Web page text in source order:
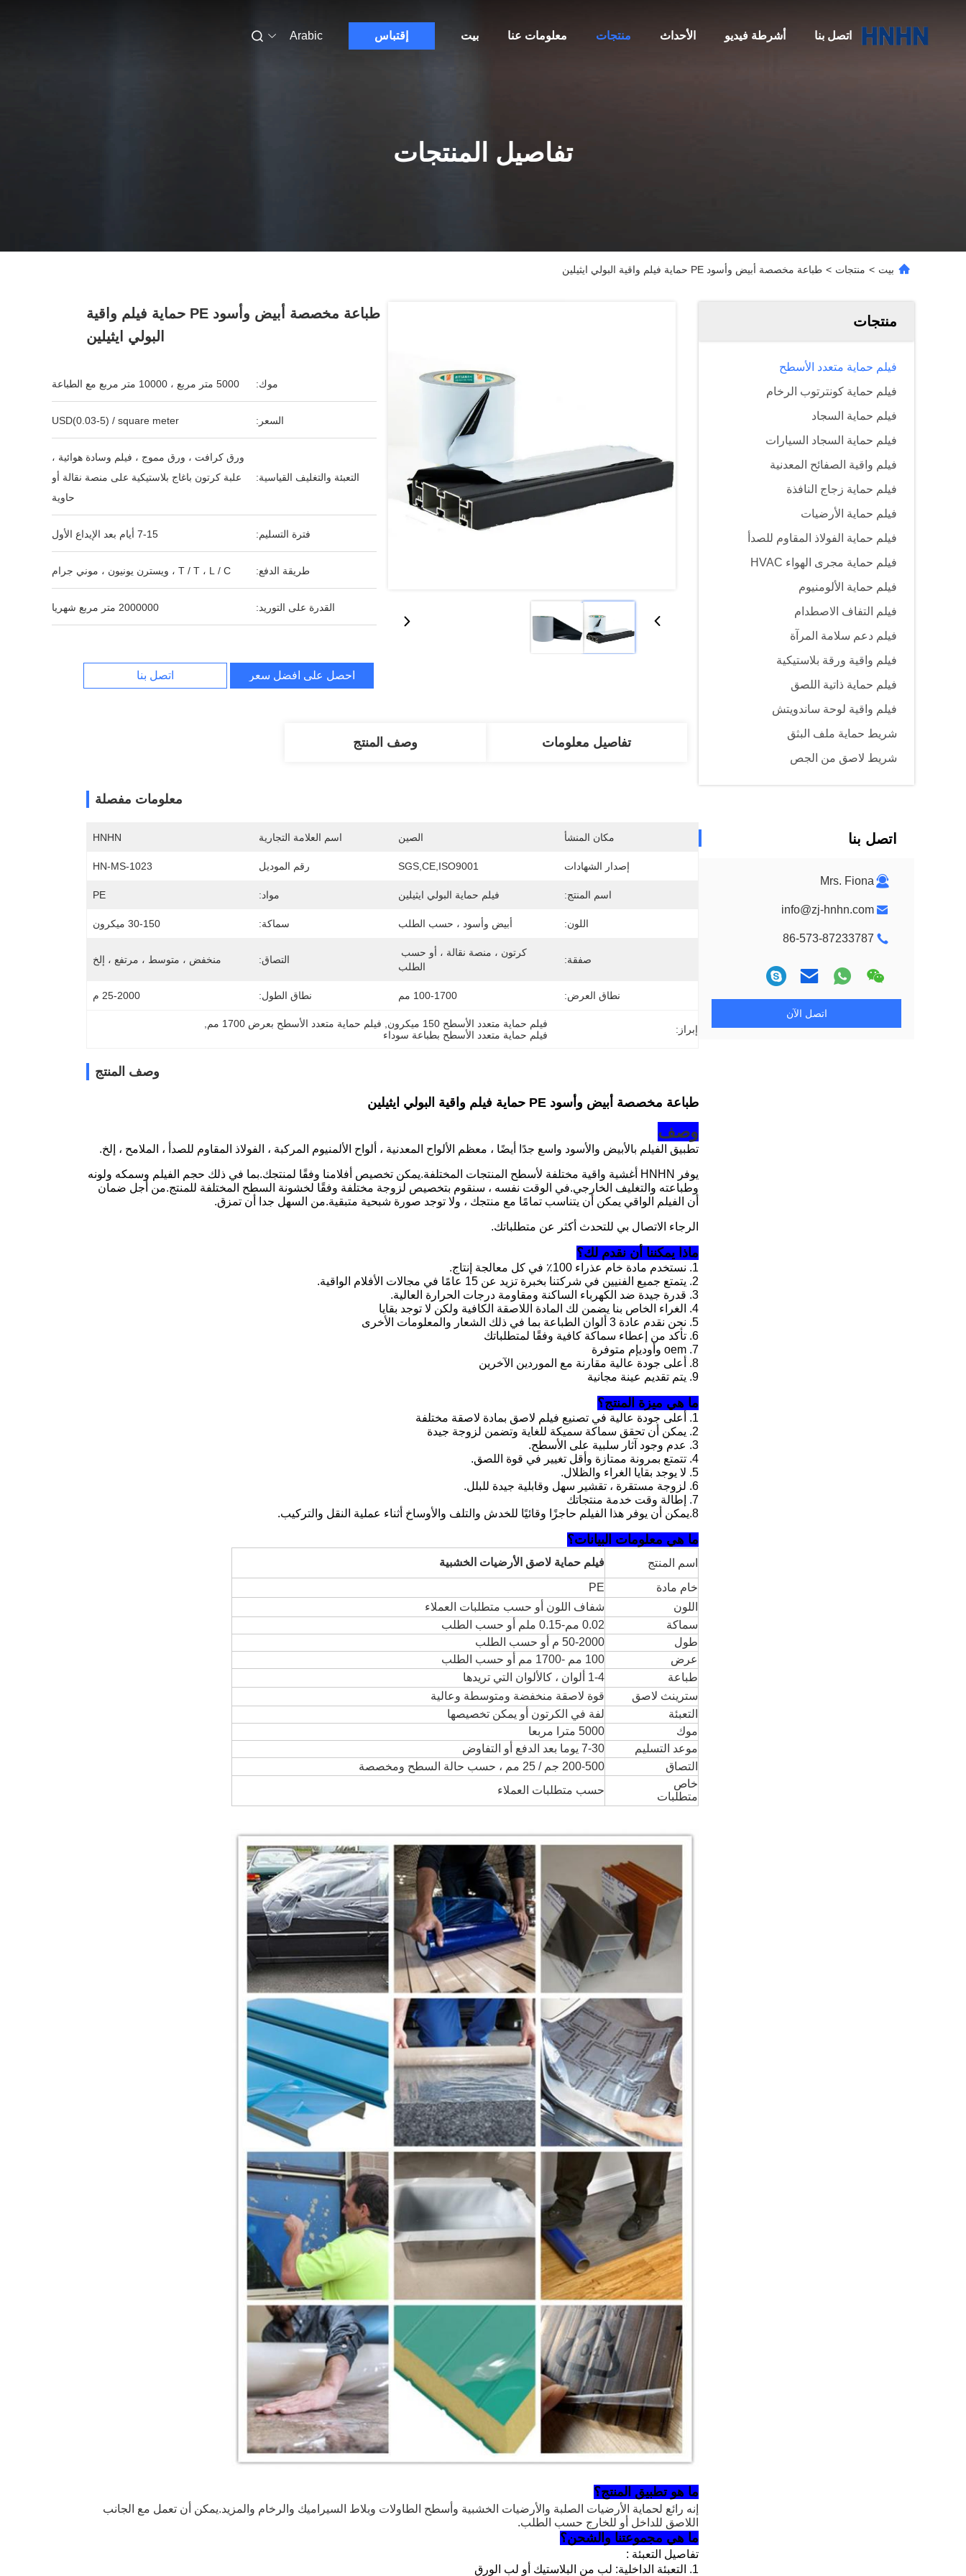
بيت معلومات عنا منتجات الأحداث أشرطة فيديو اتصل بنا إقتباس Arabic
تفاصيل المنتجات
بيت > منتجات > طباعة مخصصة أبيض وأسود PE حماية فيلم واقية البولي ايثيلين
منتجات
فيلم حماية متعدد الأسطح
فيلم حماية كونترتوب الرخام
فيلم حماية السجاد
فيلم حماية السجاد السيارات
فيلم واقية الصفائح المعدنية
فيلم حماية زجاج النافذة
فيلم حماية الأرضيات
فيلم حماية الفولاذ المقاوم للصدأ
فيلم حماية مجرى الهواء HVAC
فيلم حماية الألومنيوم
فيلم التفاف الاصطدام
فيلم دعم سلامة المرآة
فيلم واقية ورقة بلاستيكية
فيلم حماية ذاتية اللصق
فيلم واقية لوحة ساندويتش
شريط حماية ملف البثق
شريط لاصق من الجص
اتصل بنا
Mrs. Fiona
info@zj-hnhn.com
86-573-87233787
اتصل الآن
طباعة مخصصة أبيض وأسود PE حماية فيلم واقية
البولي ايثيلين
موك: 5000 متر مربع ، 10000 متر مربع مع الطباعة
السعر: USD(0.03-5) / square meter
التعبئة والتغليف القياسية:
ورق كرافت ، ورق مموج ، فيلم وسادة هوائية ،
علبة كرتون باغاج بلاستيكية على منصة نقالة أو
حاوية
فترة التسليم: 7-15 أيام بعد الإيداع الأول
طريقة الدفع: T / T ، L / C ، ويسترن يونيون ، موني جرام
القدرة على التوريد: 2000000 متر مربع شهريا
احصل على افضل سعر اتصل بنا
تفاصيل معلومات وصف المنتج
معلومات مفصلة
مكان المنشأ الصين اسم العلامة التجارية HNHN
إصدار الشهادات SGS,CE,ISO9001 رقم الموديل HN-MS-1023
اسم المنتج: فيلم حماية البولي ايثيلين مواد: PE
اللون: أبيض وأسود ، حسب الطلب سماكة: 30-150 ميكرون
صفقة:
الطلب
التصاق: منخفض ، متوسط ​​، مرتفع ، إلخ
نطاق العرض: 100-1700 مم نطاق الطول: 25-2000 م
إبراز: فيلم حماية متعدد الأسطح 150 ميكرون فيلم حماية متعدد الأسطح بعرض 1700 مم
فيلم حماية متعدد الأسطح بطباعة سوداء
وصف المنتج
طباعة مخصصة أبيض وأسود PE حماية فيلم واقية البولي ايثيلين
وصف
تطبيق الفيلم بالأبيض والأسود واسع جدًا أيضًا ، معظم الألواح المعدنية ، ألواح الألمنيوم المركبة ، الفولاذ المقاوم للصدأ ، الملامح ، إلخ.
يوفر HNHN أغشية واقية مختلفة لأسطح المنتجات المختلفة.يمكن تخصيص أفلامنا وفقًا لمنتجك.بما في ذلك حجم الفيلم وسمكه ولونه
وطباعته والتغليف الخارجي.في الوقت نفسه ، سنقوم بتخصيص لزوجة مختلفة وفقًا لخشونة السطح المختلفة للمنتج.من أجل ضمان
أن الفيلم الواقي يمكن أن يتناسب تمامًا مع منتجك ، ولا توجد صورة شبحية متبقية.من السهل جدا أن تمزق.
الرجاء الاتصال بي للتحدث أكثر عن متطلباتك.
ماذا يمكننا أن نقدم لك؟
1. نستخدم مادة خام عذراء 100٪ في كل معالجة إنتاج.
2. يتمتع جميع الفنيين في شركتنا بخبرة تزيد عن 15 عامًا في مجالات الأفلام الواقية.
3. قدرة جيدة ضد الكهرباء الساكنة ومقاومة درجات الحرارة العالية.
4. الغراء الخاص بنا يضمن لك المادة اللاصقة الكافية ولكن لا توجد بقايا
5. نحن نقدم عادة 3 ألوان الطباعة بما في ذلك الشعار والمعلومات الأخرى
6. تأكد من إعطاء سماكة كافية وفقًا لمتطلباتك
7. oem وأوديإم متوفرة
8. أعلى جودة عالية مقارنة مع الموردين الآخرين
9. يتم تقديم عينة مجانية
ما هي ميزة المنتج؟
1. أعلى جودة عالية في تصنيع فيلم لاصق بمادة لاصقة مختلفة
2. يمكن أن تحقق سماكة سميكة للغاية وتضمن لزوجة جيدة
3. عدم وجود آثار سلبية على الأسطح.
4. تتمتع بمرونة ممتازة وأقل تغيير في قوة اللصق.
5. لا يوجد بقايا الغراء والظلال.
6. لزوجة مستقرة ، تقشير سهل وقابلية جيدة للبلل.
7. إطالة وقت خدمة منتجاتك
8. يمكن أن يوفر هذا الفيلم حاجزًا وقائيًا للخدش والتلف والأوساخ أثناء عملية النقل والتركيب.
ما هي معلومات البيانات؟
اسم المنتج فيلم حماية لاصق الأرضيات الخشبية
خام مادة
PE
اللون
شفاف اللون أو حسب متطلبات العملاء
سماكة
0.02 مم
-0.15 ملم أو حسب الطلب
طول
50-2000 م أو حسب الطلب
عرض
100 مم -1700 مم أو حسب الطلب
طباعة
1-4 ألوان ، كالألوان التي تريدها
سترينث لاصق
قوة لاصقة منخفضة ومتوسطة وعالية
التعبئة
لفة في الكرتون أو يمكن تخصيصها
موك
5000 مترا مربعا
موعد التسليم
7-30 يوما بعد الدفع أو التفاوض
التصاق
200-500 جم / 25 مم ، حسب حالة السطح ومخصصة
خاص
متطلبات
حسب متطلبات العملاء
ما هو تطبيق المنتج؟
إنه رائع لحماية الأرضيات الصلبة والأرضيات الخشبية وأسطح الطاولات وبلاط السيراميك والرخام والمزيد.يمكن أن تعمل مع الجانب
اللاصق للداخل أو للخارج حسب الطلب.
ما هي مجموعتنا والشحن؟
تفاصيل التعبئة :
1. التعبئة الداخلية: لب من البلاستيك أو لب الورق